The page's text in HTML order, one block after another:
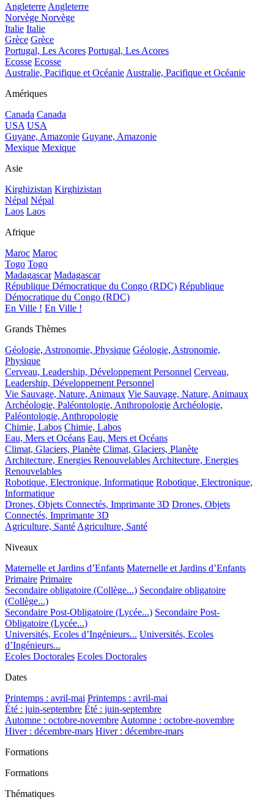
Angleterre Angleterre
Norvège Norvège
Italie Italie
Grèce Grèce
Portugal, Les Acores Portugal, Les Acores
Ecosse Ecosse
Australie, Pacifique et Océanie Australie, Pacifique et Océanie
Amériques
Canada Canada
USA USA
Guyane, Amazonie Guyane, Amazonie
Mexique Mexique
Asie
Kirghizistan Kirghizistan
Népal Népal
Laos Laos
Afrique
Maroc Maroc
Togo Togo
Madagascar Madagascar
République Démocratique du Congo (RDC) République
Démocratique du Congo (RDC)
En Ville ! En Ville !
Grands Thèmes
Géologie, Astronomie, Physique Géologie, Astronomie,
Physique
Cerveau, Leadership, Développement Personnel Cerveau,
Leadership, Développement Personnel
Vie Sauvage, Nature, Animaux Vie Sauvage, Nature, Animaux
Archéologie, Paléontologie, Anthropologie Archéologie,
Paléontologie, Anthropologie
Chimie, Labos Chimie, Labos
Eau, Mers et Océans Eau, Mers et Océans
Climat, Glaciers, Planète Climat, Glaciers, Planète
Architecture, Energies Renouvelables Architecture, Energies
Renouvelables
Robotique, Electronique, Informatique Robotique, Electronique,
Informatique
Drones, Objets Connectés, Imprimante 3D Drones, Objets
Connectés, Imprimante 3D
Agriculture, Santé Agriculture, Santé
Niveaux
Maternelle et Jardins d’Enfants Maternelle et Jardins d’Enfants
Primaire Primaire
Secondaire obligatoire (Collège...) Secondaire obligatoire
(Collège...)
Secondaire Post-Obligatoire (Lycée...) Secondaire Post-
Obligatoire (Lycée...)
Universités, Ecoles d’Ingénieurs... Universités, Ecoles
d’Ingénieurs...
Ecoles Doctorales Ecoles Doctorales
Dates
Printemps : avril-mai Printemps : avril-mai
Été : juin-septembre Été : juin-septembre
Automne : octobre-novembre Automne : octobre-novembre
Hiver : décembre-mars Hiver : décembre-mars
Formations
Formations
Thématiques